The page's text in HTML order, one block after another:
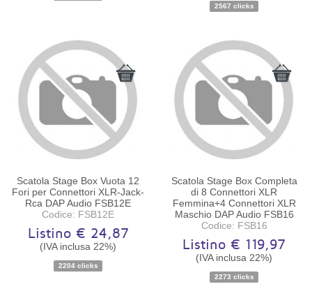
2567 clicks
Disponibilità:Ordinabile
Scatola Stage Box Vuota 12
Fori per Connettori XLR-Jack-
Rca DAP Audio FSB12E
Codice: FSB12E
Listino € 24,87
(IVA inclusa 22%)
2204 clicks
Disponibilità:Ordinabile
Scatola Stage Box Completa
di 8 Connettori XLR
Femmina+4 Connettori XLR
Maschio DAP Audio FSB16
Codice: FSB16
Listino € 119,97
(IVA inclusa 22%)
2273 clicks